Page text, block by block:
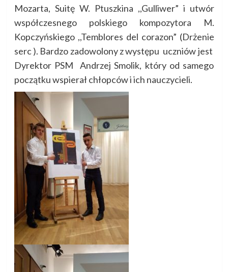
Mozarta, Suitę W. Ptuszkina ,,Gulliwer” i utwór
współczesnego polskiego kompozytora M.
Kopczyńskiego ,,Temblores del corazon” (Drżenie
serc ). Bardzo zadowolony z występu uczniów jest
Dyrektor PSM Andrzej Smolik, który od samego
początku wspierał chłopców i ich nauczycieli.